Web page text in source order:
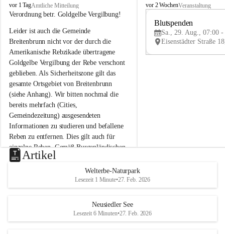
B
r
i
t
e
n
b
r
u
n
n
a
m
N
e
u
s
d
S
vor 1 TagAmtliche Mitteilung
Verordnung betr. Goldgelbe Vergilbung!
Leider ist auch die Gemeinde
Breitenbrunn nicht vor der durch die
Amerikanische Rebzikade übertragene
Goldgelbe Vergilbung der Rebe verschont
geblieben. Als Sicherheitszone gilt das
gesamte Ortsgebiet von Breitenbrunn
(siehe Anhang). Wir bitten nochmal die
bereits mehrfach (Cities,
Gemeindezeitung) ausgesendeten
Informationen zu studieren und befallene
Reben zu entfernen. Dies gilt auch für
einzelne Reben. Gemäß Burgenländischen
Weinbaugesetz sind nicht gepflegte oder
unzulässige Weingärten zu roden! Bitte
helfen wir zusammen um unsere Winzer
vor den prognostizierten Ernteausfällen
und den daraus folgenden wirtschaftlichen
B
e
u
e
d
r
S
vor 2 WochenVeranstaltung
Blutspenden
Sa., 29. Aug., 07:00 -
Artikel
Welterbe-Naturpark
Lesezeit 1 Minute•27. Feb. 2026
Neusiedler See
Lesezeit 6 Minuten•27. Feb. 2026